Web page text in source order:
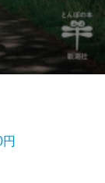
円